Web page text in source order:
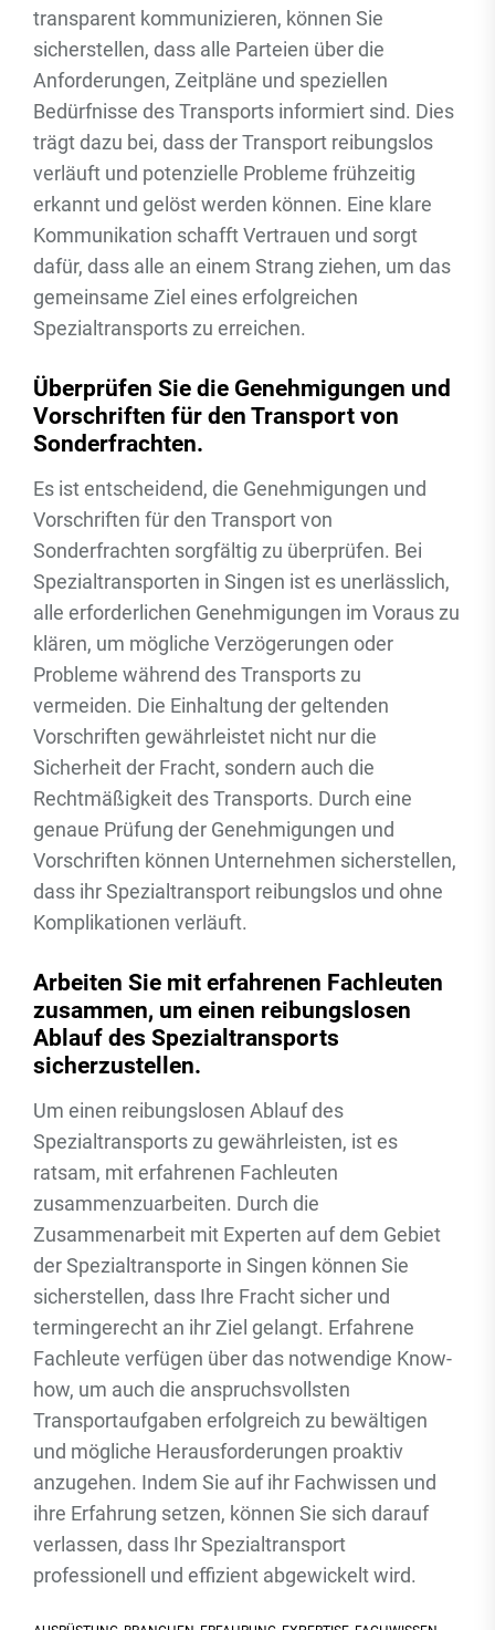
transparent kommunizieren, können Sie
sicherstellen, dass alle Parteien über die
Anforderungen, Zeitpläne und speziellen
Bedürfnisse des Transports informiert sind. Dies
trägt dazu bei, dass der Transport reibungslos
verläuft und potenzielle Probleme frühzeitig
erkannt und gelöst werden können. Eine klare
Kommunikation schafft Vertrauen und sorgt
dafür, dass alle an einem Strang ziehen, um das
gemeinsame Ziel eines erfolgreichen
Spezialtransports zu erreichen.
Überprüfen Sie die Genehmigungen und
Vorschriften für den Transport von
Sonderfrachten.
Es ist entscheidend, die Genehmigungen und
Vorschriften für den Transport von
Sonderfrachten sorgfältig zu überprüfen. Bei
Spezialtransporten in Singen ist es unerlässlich,
alle erforderlichen Genehmigungen im Voraus zu
klären, um mögliche Verzögerungen oder
Probleme während des Transports zu
vermeiden. Die Einhaltung der geltenden
Vorschriften gewährleistet nicht nur die
Sicherheit der Fracht, sondern auch die
Rechtmäßigkeit des Transports. Durch eine
genaue Prüfung der Genehmigungen und
Vorschriften können Unternehmen sicherstellen,
dass ihr Spezialtransport reibungslos und ohne
Komplikationen verläuft.
Arbeiten Sie mit erfahrenen Fachleuten
zusammen, um einen reibungslosen
Ablauf des Spezialtransports
sicherzustellen.
Um einen reibungslosen Ablauf des
Spezialtransports zu gewährleisten, ist es
ratsam, mit erfahrenen Fachleuten
zusammenzuarbeiten. Durch die
Zusammenarbeit mit Experten auf dem Gebiet
der Spezialtransporte in Singen können Sie
sicherstellen, dass Ihre Fracht sicher und
termingerecht an ihr Ziel gelangt. Erfahrene
Fachleute verfügen über das notwendige Know-
how, um auch die anspruchsvollsten
Transportaufgaben erfolgreich zu bewältigen
und mögliche Herausforderungen proaktiv
anzugehen. Indem Sie auf ihr Fachwissen und
ihre Erfahrung setzen, können Sie sich darauf
verlassen, dass Ihr Spezialtransport
professionell und effizient abgewickelt wird.